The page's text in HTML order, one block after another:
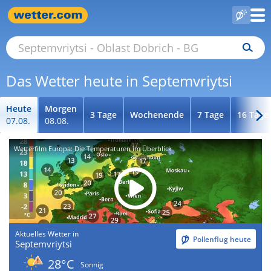
Das Wetter heute in Septemvriytsi
Heute
07.08.
Morgen
08.08.
3 Tage Wochenende 7 Tage 16 Tage
Wetterfilm Europa: Die Temperaturen im Überblick
Aktuelles Wetter in
Septemvriytsi Pollenflug heute
28°C
Sonnig